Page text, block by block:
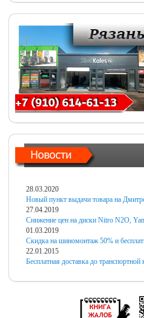
28.03.2020
Новый пункт выдачи товара на
27.04.2019
Снижение цен на диски Nitro N2O,
01.03.2019
Скидка на шиномонтаж 50% и
22.01.2015
Бесплатная доставка до транспортной